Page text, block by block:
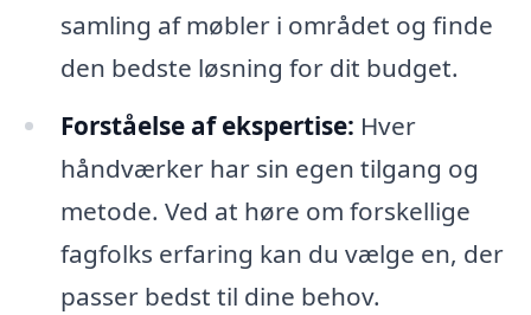
samling af møbler i området og finde
den bedste løsning for dit budget.
Forståelse af ekspertise: Hver
håndværker har sin egen tilgang og
metode. Ved at høre om forskellige
fagfolks erfaring kan du vælge en, der
passer bedst til dine behov.